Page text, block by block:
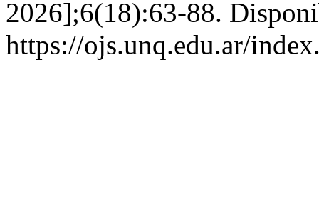
2026];6(18):63-88.
https://ojs.unq.edu.ar/